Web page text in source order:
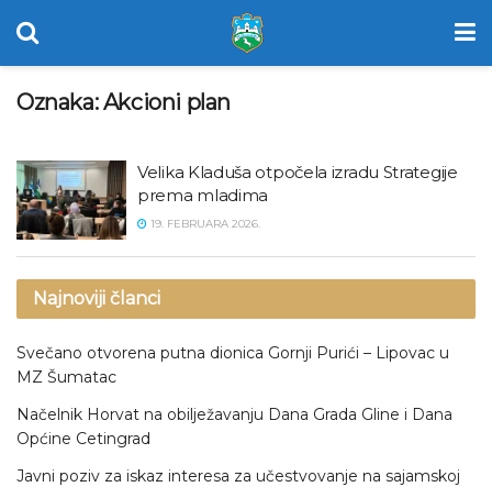
Oznaka:Akcioni plan
Velika Kladuša otpočela izradu Strategije
prema mladima
19. FEBRUARA 2026.
Najnoviji članci
Svečano otvorena putna dionica Gornji Purići – Lipovac u
MZ Šumatac
Načelnik Horvat na obilježavanju Dana Grada Gline i Dana
Općine Cetingrad
Javni poziv za iskaz interesa za učestvovanje na sajamskoj